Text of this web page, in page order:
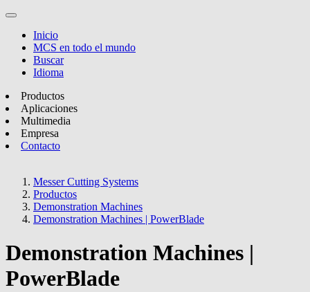
Inicio
MCS en todo el mundo
Buscar
Idioma
Productos
Aplicaciones
Multimedia
Empresa
Contacto
Messer Cutting Systems
Productos
Demonstration Machines
Demonstration Machines | PowerBlade
Demonstration Machines |
PowerBlade